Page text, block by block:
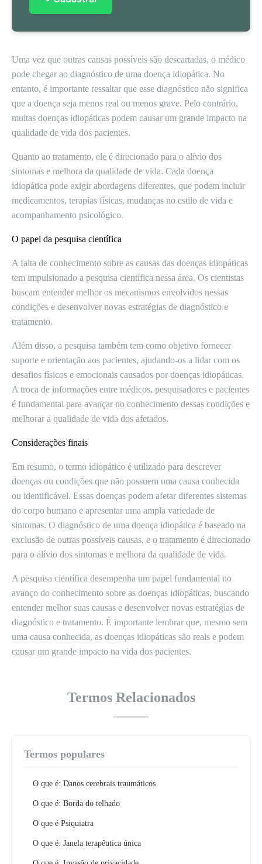
Uma vez que outras causas possíveis são descartadas, o médico
pode chegar ao diagnóstico de uma doença idiopática. No
entanto, é importante ressaltar que esse diagnóstico não significa
que a doença seja menos real ou menos grave. Pelo contrário,
muitas doenças idiopáticas podem causar um grande impacto na
qualidade de vida dos pacientes.
Quanto ao tratamento, ele é direcionado para o alívio dos
sintomas e melhora da qualidade de vida. Cada doença
idiopática pode exigir abordagens diferentes, que podem incluir
medicamentos, terapias físicas, mudanças no estilo de vida e
acompanhamento psicológico.
O papel da pesquisa científica
A falta de conhecimento sobre as causas das doenças idiopáticas
tem impulsionado a pesquisa científica nessa área. Os cientistas
buscam entender melhor os mecanismos envolvidos nessas
condições e desenvolver novas estratégias de diagnóstico e
tratamento.
Além disso, a pesquisa também tem como objetivo fornecer
suporte e orientação aos pacientes, ajudando-os a lidar com os
desafios físicos e emocionais causados por doenças idiopáticas.
A troca de informações entre médicos, pesquisadores e pacientes
é fundamental para avançar no conhecimento dessas condições e
melhorar a qualidade de vida dos afetados.
Considerações finais
Em resumo, o termo idiopático é utilizado para descrever
doenças ou condições que não possuem uma causa conhecida
ou identificável. Essas doenças podem afetar diferentes sistemas
do corpo humano e apresentar uma ampla variedade de
sintomas. O diagnóstico de uma doença idiopática é baseado na
exclusão de outras possíveis causas, e o tratamento é direcionado
para o alívio dos sintomas e melhora da qualidade de vida.
A pesquisa científica desempenha um papel fundamental no
avanço do conhecimento sobre as doenças idiopáticas, buscando
entender melhor suas causas e desenvolver novas estratégias de
diagnóstico e tratamento. É importante lembrar que, mesmo sem
uma causa conhecida, as doenças idiopáticas são reais e podem
causar um grande impacto na vida dos pacientes.
Termos Relacionados
Termos populares
O que é: Danos cerebrais traumáticos
O que é: Borda do telhado
O que é Psiquiatra
O que é: Janela terapêutica única